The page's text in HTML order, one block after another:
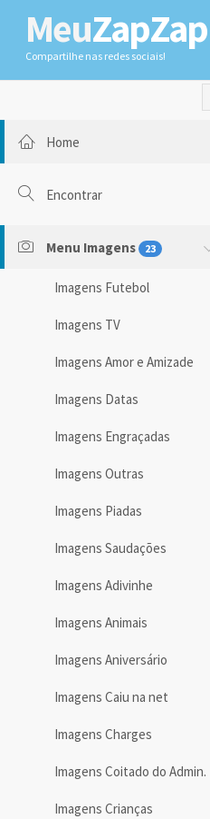
MeuZapZap
Compartilhe nas redes sociais!
Home
Encontrar
Menu Imagens 23
Imagens Futebol
Imagens TV
Imagens Amor e Amizade
Imagens Datas
Imagens Engraçadas
Imagens Outras
Imagens Piadas
Imagens Saudações
Imagens Adivinhe
Imagens Animais
Imagens Aniversário
Imagens Caiu na net
Imagens Charges
Imagens Coitado do Admin.
Imagens Crianças